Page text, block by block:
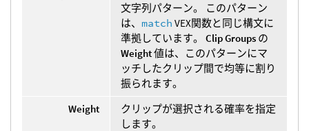
文字列パターン。 このパターン
は、 match VEX関数と同じ構文に
準拠しています。 Clip Groups の
Weight値は、このパターンにマ
ッチしたクリップ間で均等に割り
振られます。
Weight
クリップが選択される確率を指定
します。